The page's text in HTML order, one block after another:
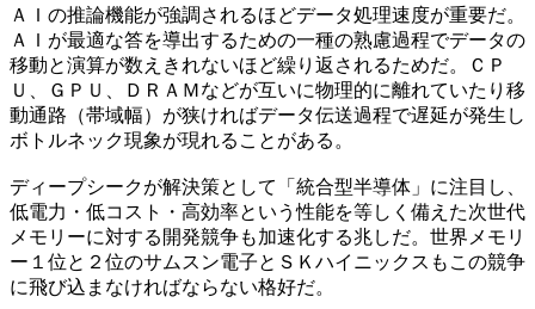
ＡＩの推論機能が強調されるほどデータ処理速度が重要だ。
ＡＩが最適な答を導出するための一種の熟慮過程でデータの
移動と演算が数えきれないほど繰り返されるためだ。ＣＰ
Ｕ、ＧＰＵ、ＤＲＡＭなどが互いに物理的に離れていたり移
動通路（帯域幅）が狭ければデータ伝送過程で遅延が発生し
ボトルネック現象が現れることがある。
ディープシークが解決策として「統合型半導体」に注目し、
低電力・低コスト・高効率という性能を等しく備えた次世代
メモリーに対する開発競争も加速化する兆しだ。世界メモリ
ー１位と２位のサムスン電子とＳＫハイニックスもこの競争
に飛び込まなければならない格好だ。